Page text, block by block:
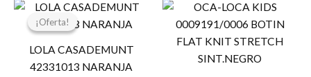
¡Oferta!
¡Oferta!
LOLA CASADEMUNT
42331013 NARANJA
El
original
99,00 €.
El
actual
49,50 €.